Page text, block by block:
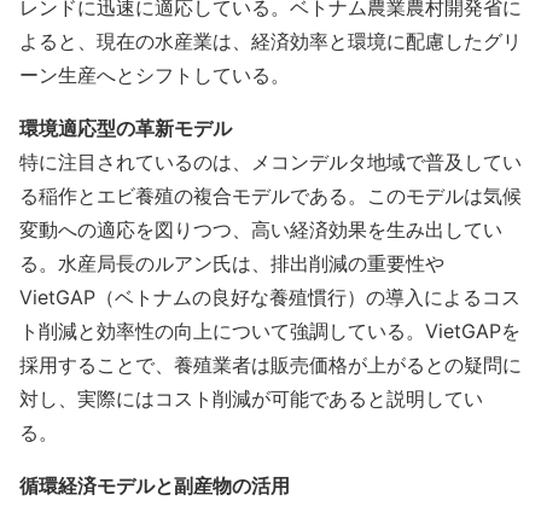
レンドに迅速に適応している。ベトナム農業農村開発省に
よると、現在の水産業は、経済効率と環境に配慮したグリ
ーン生産へとシフトしている。
環境適応型の革新モデル
特に注目されているのは、メコンデルタ地域で普及してい
る稲作とエビ養殖の複合モデルである。このモデルは気候
変動への適応を図りつつ、高い経済効果を生み出してい
る。水産局長のルアン氏は、排出削減の重要性や
VietGAP（ベトナムの良好な養殖慣行）の導入によるコス
ト削減と効率性の向上について強調している。VietGAPを
採用することで、養殖業者は販売価格が上がるとの疑問に
対し、実際にはコスト削減が可能であると説明してい
る。
循環経済モデルと副産物の活用